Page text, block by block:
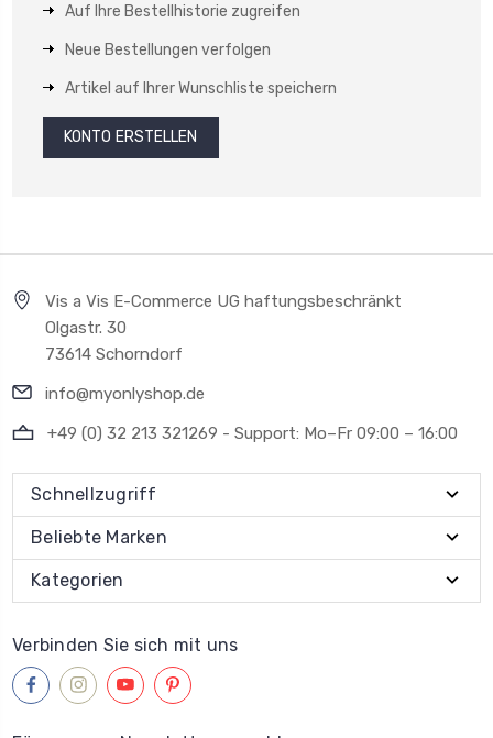
Auf Ihre Bestellhistorie zugreifen
Neue Bestellungen verfolgen
Artikel auf Ihrer Wunschliste speichern
KONTO ERSTELLEN
Vis a Vis E-Commerce UG haftungsbeschränkt
Olgastr. 30
73614 Schorndorf
info@myonlyshop.de
+49 (0) 32 213 321269 - Support: Mo–Fr 09:00 – 16:00
Schnellzugriff
Beliebte Marken
Kategorien
Verbinden Sie sich mit uns